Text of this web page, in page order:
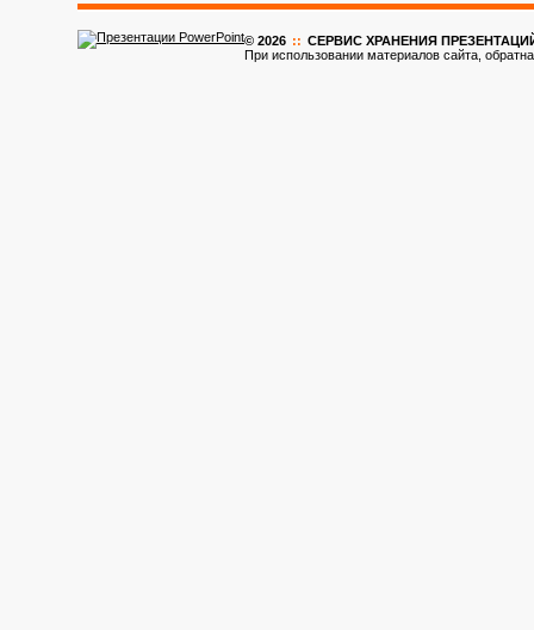
© 2026 :: CЕРВИС ХРАНЕНИЯ ПРЕЗЕНТАЦИЙ
При использовании материалов сайта,